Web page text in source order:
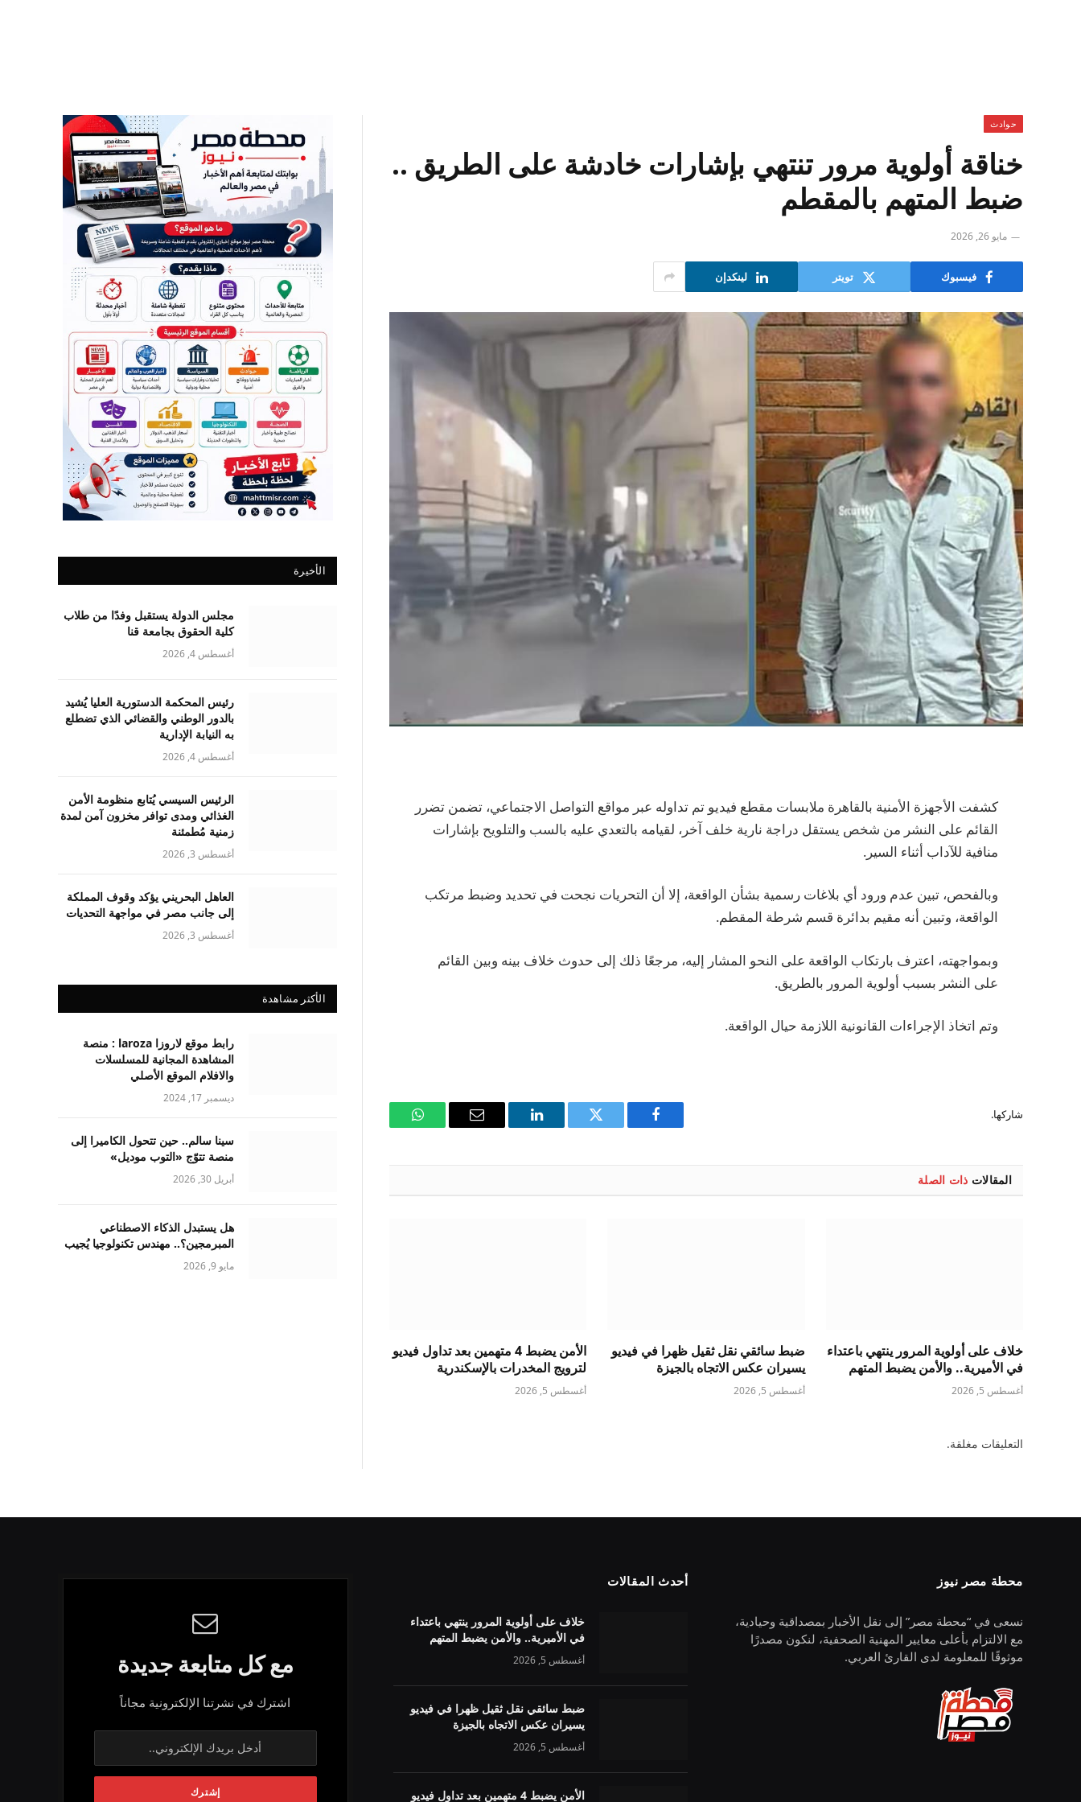
حوادث
خناقة أولوية مرور تنتهي بإشارات خادشة على الطريق ..
ضبط المتهم بالمقطم
مايو 26, 2026
فيسبوك تويتر لينكدإن
كشفت الأجهزة الأمنية بالقاهرة ملابسات مقطع فيديو تم تداوله عبر مواقع التواصل الاجتماعي، تضمن تضرر
القائم على النشر من شخص يستقل دراجة نارية خلف آخر، لقيامه بالتعدي عليه بالسب والتلويح بإشارات
منافية للآداب أثناء السير.
وبالفحص، تبين عدم ورود أي بلاغات رسمية بشأن الواقعة، إلا أن التحريات نجحت في تحديد وضبط مرتكب
الواقعة، وتبين أنه مقيم بدائرة قسم شرطة المقطم.
وبمواجهته، اعترف بارتكاب الواقعة على النحو المشار إليه، مرجعًا ذلك إلى حدوث خلاف بينه وبين القائم
على النشر بسبب أولوية المرور بالطريق.
وتم اتخاذ الإجراءات القانونية اللازمة حيال الواقعة.
شاركها.
فيسبوك
تويتر لينكدإن
البريد
واتساب
المقالات ذات الصلة
خلاف على أولوية المرور ينتهي باعتداء
في الأميرية.. والأمن يضبط المتهم
أغسطس 5, 2026
ضبط سائقي نقل ثقيل ظهرا في فيديو
يسيران عكس الاتجاه بالجيزة
أغسطس 5, 2026
الأمن يضبط 4 متهمين بعد تداول فيديو
لترويج المخدرات بالإسكندرية
أغسطس 5, 2026
التعليقات مغلقة.
الأخيرة
مجلس الدولة يستقبل وفدًا من طلاب
كلية الحقوق بجامعة قنا
أغسطس 4, 2026
رئيس المحكمة الدستورية العليا يُشيد
بالدور الوطني والقضائي الذي تضطلع
به النيابة الإدارية
أغسطس 4, 2026
الرئيس السيسي يُتابع منظومة الأمن
الغذائي ومدى توافر مخزون آمن لمدة
زمنية مُطمئنة
أغسطس 3, 2026
العاهل البحريني يؤكد وقوف المملكة
إلى جانب مصر في مواجهة التحديات
أغسطس 3, 2026
الأكثر مشاهدة
رابط موقع لاروزا laroza : منصة
المشاهدة المجانية للمسلسلات
والافلام الموقع الأصلي
ديسمبر 17, 2024
سينا سالم.. حين تتحول الكاميرا إلى
منصة تتوّج «التوب موديل»
أبريل 30, 2026
هل يستبدل الذكاء الاصطناعي
المبرمجين؟.. مهندس تكنولوجيا يُجيب
مايو 9, 2026
محطة مصر نيوز
نسعى في “محطة مصر” إلى نقل الأخبار بمصداقية وحيادية،
مع الالتزام بأعلى معايير المهنية الصحفية، لنكون مصدرًا
موثوقًا للمعلومة لدى القارئ العربي.
أحدث المقالات
خلاف على أولوية المرور ينتهي باعتداء
في الأميرية.. والأمن يضبط المتهم
أغسطس 5, 2026
ضبط سائقي نقل ثقيل ظهرا في فيديو
يسيران عكس الاتجاه بالجيزة
أغسطس 5, 2026
الأمن يضبط 4 متهمين بعد تداول فيديو
مع كل متابعة جديدة
اشترك في نشرتنا الإلكترونية مجاناً